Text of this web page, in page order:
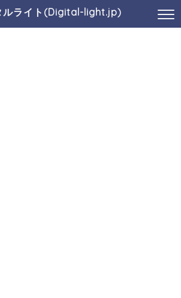
ルライト(Digital-light.jp)